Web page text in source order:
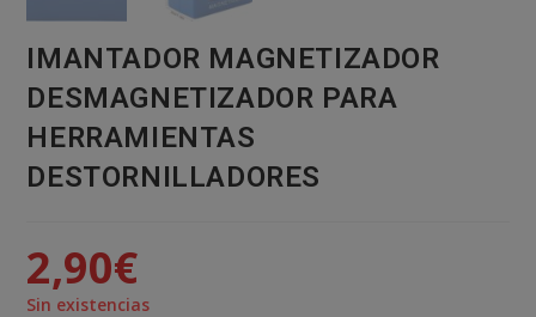
IMANTADOR MAGNETIZADOR
DESMAGNETIZADOR PARA
HERRAMIENTAS
DESTORNILLADORES
2,90€
Sin existencias